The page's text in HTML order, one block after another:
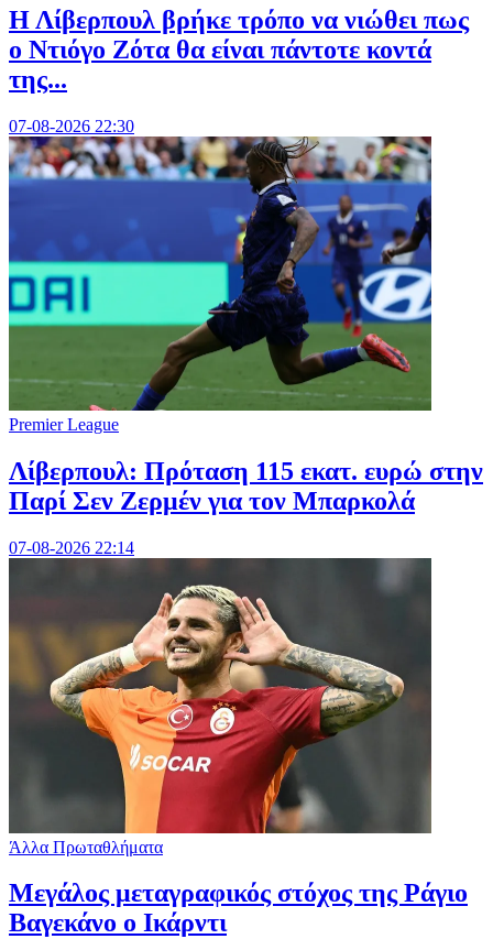
Η Λίβερπουλ βρήκε τρόπο να νιώθει πως
ο Ντιόγο Ζότα θα είναι πάντοτε κοντά
της...
07-08-2026 22:30
Premier League
Λίβερπουλ: Πρόταση 115 εκατ. ευρώ στην
Παρί Σεν Ζερμέν για τον Μπαρκολά
07-08-2026 22:14
Άλλα Πρωταθλήματα
Μεγάλος μεταγραφικός στόχος της Ράγιο
Βαγεκάνο ο Ικάρντι